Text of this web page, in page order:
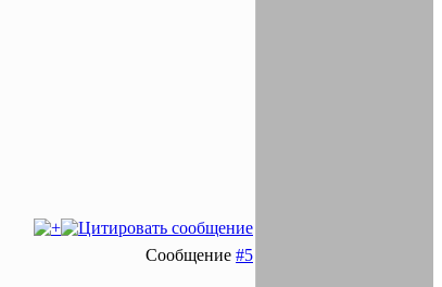
Сообщение #5